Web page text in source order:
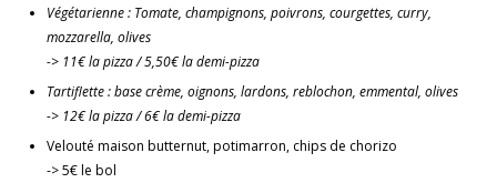
Végétarienne : Tomate, champignons, poivrons, courgettes, curry,
mozzarella, olives
-> 11€ la pizza / 5,50€ la demi-pizza
Tartiflette : base crème, oignons, lardons, reblochon, emmental, olives
-> 12€ la pizza / 6€ la demi-pizza
Velouté maison butternut, potimarron, chips de chorizo
-> 5€ le bol